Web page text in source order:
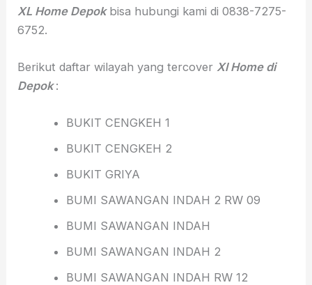
XL Home Depokbisa hubungi kami di 0838-7275-
6752.
Berikut daftar wilayah yang tercover Xl Home di
Depok:
BUKIT CENGKEH 1
BUKIT CENGKEH 2
BUKIT GRIYA
BUMI SAWANGAN INDAH 2 RW 09
BUMI SAWANGAN INDAH
BUMI SAWANGAN INDAH 2
BUMI SAWANGAN INDAH RW 12